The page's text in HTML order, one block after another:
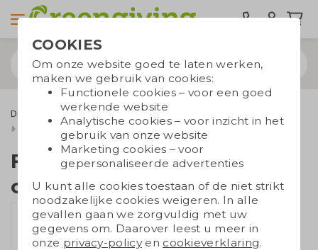
Duurzame tassen Draagtassen
Fairtrade katoenen tassen
Fairtrade shopper canvas zwart
Fairtrade shopper
canvas zwart
COOKIES
Om onze website goed te laten werken,
maken we gebruik van cookies:
Functionele cookies – voor een goed
werkende website
Analytische cookies – voor inzicht in het
gebruik van onze website
Marketing cookies – voor
gepersonaliseerde advertenties
U kunt alle cookies toestaan of de niet strikt
noodzakelijke cookies weigeren. In alle
gevallen gaan we zorgvuldig met uw
gegevens om. Daarover leest u meer in
onze privacy-policyen cookieverklaring.